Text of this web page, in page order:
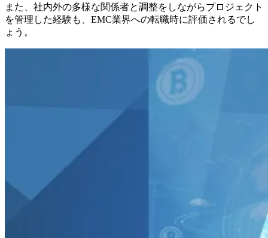
また、社内外の多様な関係者と調整をしながらプロジェクト
を管理した経験も、EMC業界への転職時に評価されるでし
ょう。